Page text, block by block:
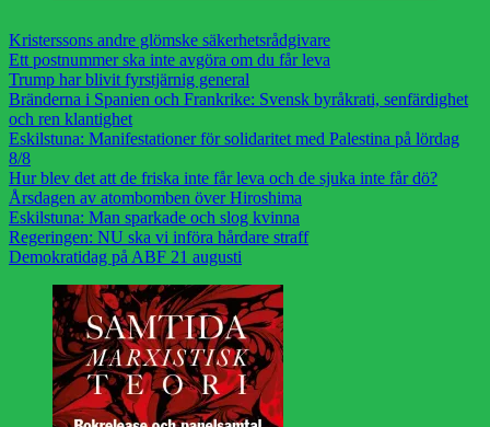
Kristerssons andre glömske säkerhetsrådgivare
Ett postnummer ska inte avgöra om du får leva
Trump har blivit fyrstjärnig general
Bränderna i Spanien och Frankrike: Svensk byråkrati, senfärdighet
och ren klantighet
Eskilstuna: Manifestationer för solidaritet med Palestina på lördag
8/8
Hur blev det att de friska inte får leva och de sjuka inte får dö?
Årsdagen av atombomben över Hiroshima
Eskilstuna: Man sparkade och slog kvinna
Regeringen: NU ska vi införa hårdare straff
Demokratidag på ABF 21 augusti